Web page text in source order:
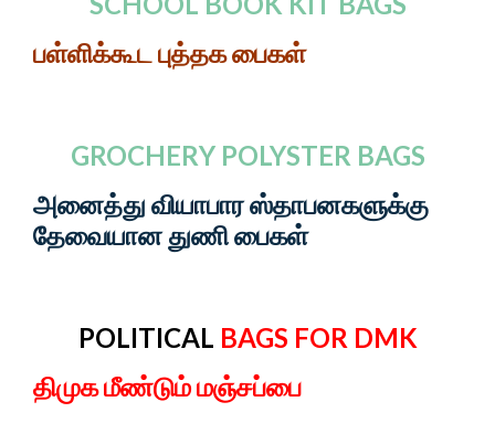
பள்ளிக்கூட புத்தக பைகள்
GROCHERY POLYSTER BAGS
அனைத்து வியாபார ஸ்தாபனகளுக்கு
தேவையான துணி பைகள்
POLITICAL BAGS FOR DMK
திமுக மீண்டும் மஞ்சப்பை